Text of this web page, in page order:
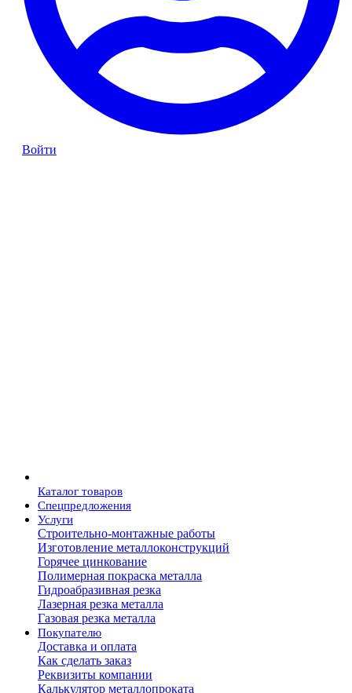
Войти
Каталог товаров
Спецпредложения
Услуги
Строительно-монтажные работы
Изготовление металлоконструкций
Горячее цинкование
Полимерная покраска металла
Гидроабразивная резка
Лазерная резка металла
Газовая резка металла
Покупателю
Доставка и оплата
Как сделать заказ
Реквизиты компании
Калькулятор металлопроката